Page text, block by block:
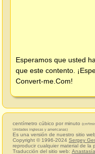
Esperamos que usted
que este contento.
Convert-me.Com!
centímetro cúbico por minuto (cm³/
Unidades inglesas y americanas)
Es una versión de nuestro sitio
Copyright © 1996-2024 Sergey
reproducir cualquier material de la
Traducción del sitio web: